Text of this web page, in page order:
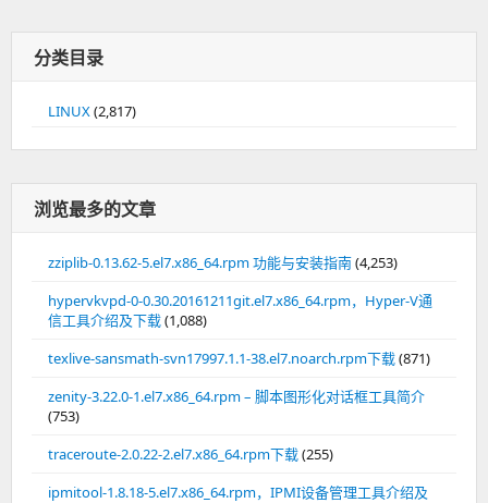
分类目录
LINUX(2,817)
浏览最多的文章
zziplib-0.13.62-5.el7.x86_64.rpm 功能与安装指南(4,253)
hypervkvpd-0-0.30.20161211git.el7.x86_64.rpm，Hyper-V通
信工具介绍及下载(1,088)
texlive-sansmath-svn17997.1.1-38.el7.noarch.rpm下载(871)
zenity-3.22.0-1.el7.x86_64.rpm – 脚本图形化对话框工具简介
(753)
traceroute-2.0.22-2.el7.x86_64.rpm下载(255)
ipmitool-1.8.18-5.el7.x86_64.rpm，IPMI设备管理工具介绍及